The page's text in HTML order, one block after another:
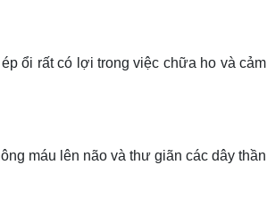
ổi rất có lợi trong việc chữa ho và cảm
máu lên não và thư giãn các dây thần